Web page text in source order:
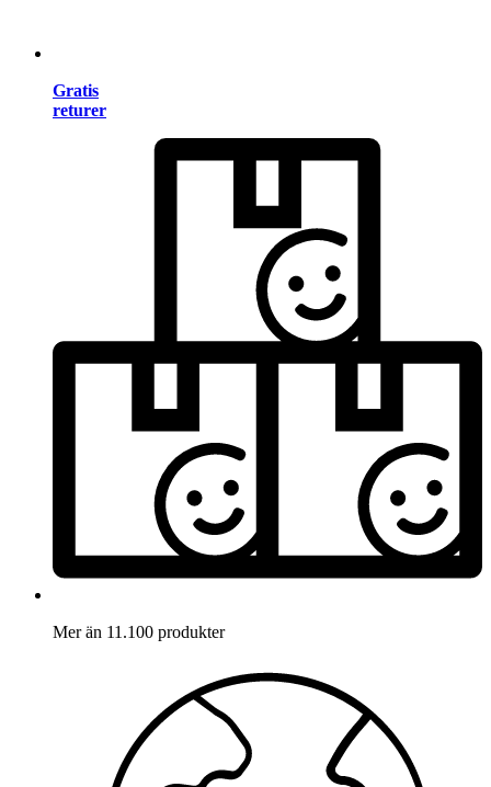
Gratis
returer
Mer än 11.100 produkter